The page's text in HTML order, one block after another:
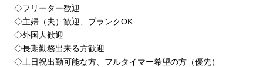
◇フリーター歓迎
◇主婦（夫）歓迎、ブランクOK
◇外国人歓迎
◇長期勤務出来る方歓迎
◇土日祝出勤可能な方、フルタイマー希望の方（優先）